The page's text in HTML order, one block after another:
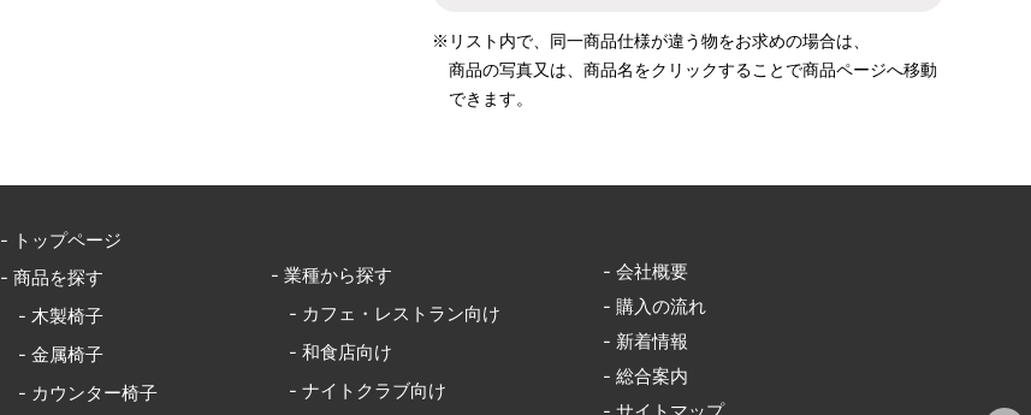
※リスト内で、同一商品仕様が違う物をお求めの場合は、
商品の写真又は、商品名をクリックすることで商品ページへ移動
できます。
- トップページ
- 商品を探す
- 木製椅子
- 金属椅子
- カウンター椅子
- 業種から探す
- カフェ・レストラン向け
- 和食店向け
- ナイトクラブ向け
- 会社概要
- 購入の流れ
- 新着情報
- 総合案内